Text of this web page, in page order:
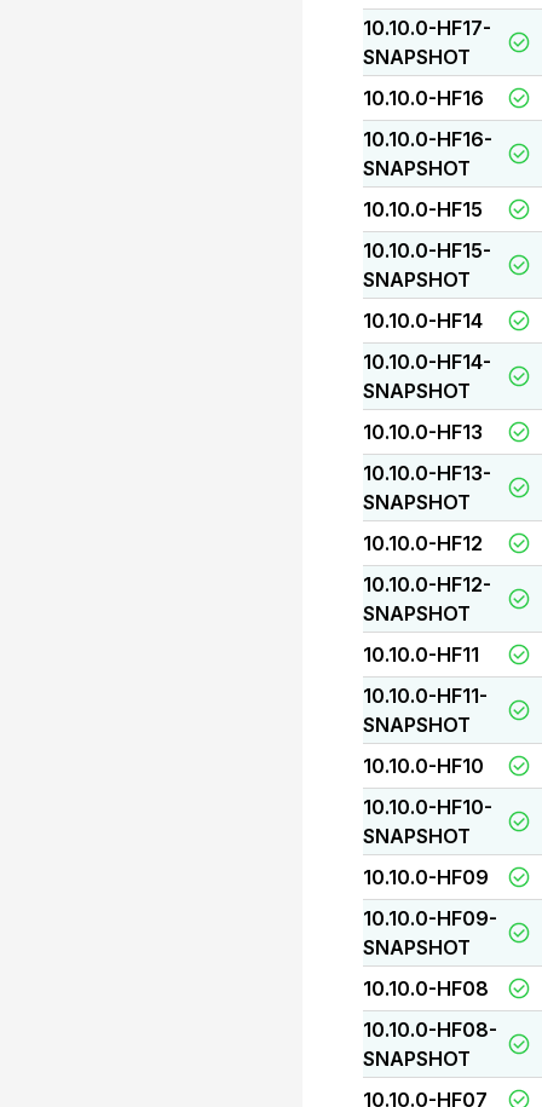
10.10.0-HF17-
SNAPSHOT
10.10.0-HF16
10.10.0-HF16-
SNAPSHOT
10.10.0-HF15
10.10.0-HF15-
SNAPSHOT
10.10.0-HF14
10.10.0-HF14-
SNAPSHOT
10.10.0-HF13
10.10.0-HF13-
SNAPSHOT
10.10.0-HF12
10.10.0-HF12-
SNAPSHOT
10.10.0-HF11
10.10.0-HF11-
SNAPSHOT
10.10.0-HF10
10.10.0-HF10-
SNAPSHOT
10.10.0-HF09
10.10.0-HF09-
SNAPSHOT
10.10.0-HF08
10.10.0-HF08-
SNAPSHOT
10.10.0-HF07